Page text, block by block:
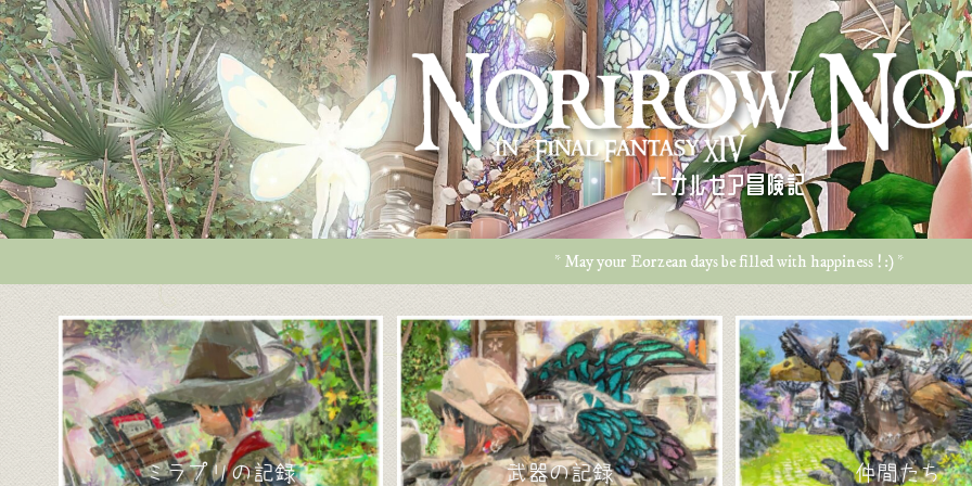
エオルゼア冒険記
* May your Eorzean days be filled with happiness ! :) *
ミラプリの記録 武器の記録 仲間たち